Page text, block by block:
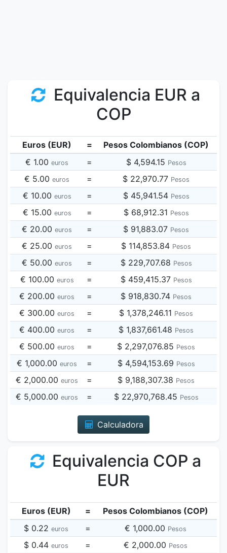
Equivalencia EUR a
COP
Euros (EUR) =
Pesos Colombianos (COP)
€ 1.00 euros = $ 4,594.15 Pesos
€ 5.00 euros = $ 22,970.77 Pesos
€ 10.00 euros = $ 45,941.54 Pesos
€ 15.00 euros = $ 68,912.31 Pesos
€ 20.00 euros = $ 91,883.07 Pesos
€ 25.00 euros = $ 114,853.84 Pesos
€ 50.00 euros = $ 229,707.68 Pesos
€ 100.00 euros = $ 459,415.37 Pesos
€ 200.00 euros = $ 918,830.74 Pesos
€ 300.00 euros = $ 1,378,246.11 Pesos
€ 400.00 euros = $ 1,837,661.48 Pesos
€ 500.00 euros = $ 2,297,076.85 Pesos
€ 1,000.00 euros = $ 4,594,153.69 Pesos
€ 2,000.00 euros = $ 9,188,307.38 Pesos
€ 5,000.00 euros = $ 22,970,768.45 Pesos
Calculadora
Equivalencia COP a
EUR
Euros (EUR) =
Pesos Colombianos (COP)
$ 0.22 euros = € 1,000.00 Pesos
$ 0.44 euros = € 2,000.00 Pesos